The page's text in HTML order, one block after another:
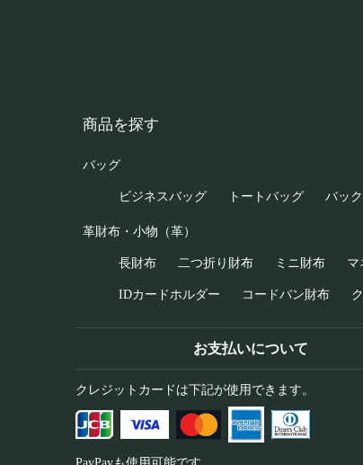
商品を探す
バッグ
ビジネスバッグ トートバッグ バッ
革財布・小物（革）
長財布 二つ折り財布 ミニ財布 マ
IDカードホルダー コードバン財布
お支払いについて
クレジットカードは下記が使用できます。